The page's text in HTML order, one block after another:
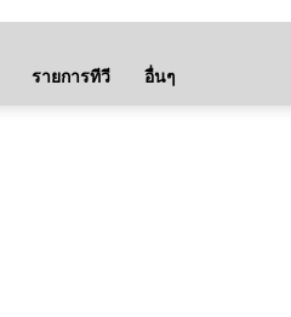
รายการทีวี อื่นๆ